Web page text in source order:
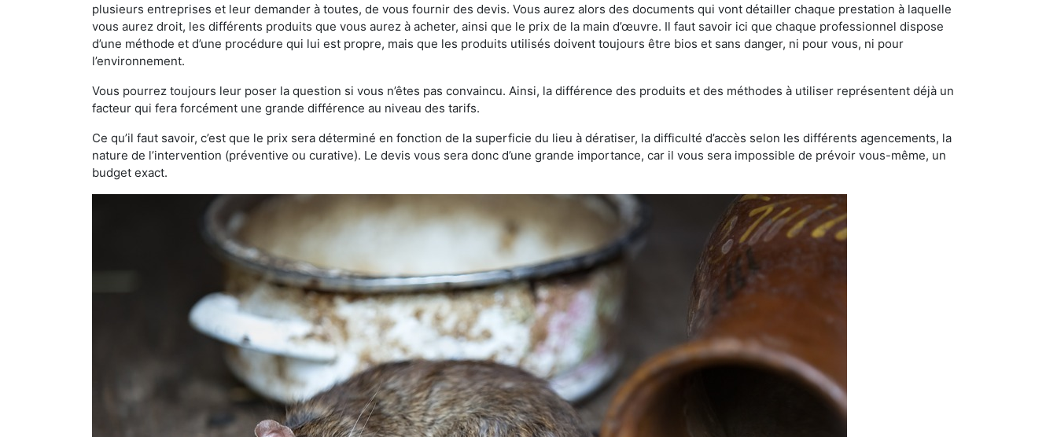
plusieurs entreprises et leur demander à toutes, de vous fournir des devis. Vous aurez alors des documents qui vont détailler chaque prestation à laquelle
vous aurez droit, les différents produits que vous aurez à acheter, ainsi que le prix de la main d’œuvre. Il faut savoir ici que chaque professionnel dispose
d’une méthode et d’une procédure qui lui est propre, mais que les produits utilisés doivent toujours être bios et sans danger, ni pour vous, ni pour
l’environnement.
Vous pourrez toujours leur poser la question si vous n’êtes pas convaincu. Ainsi, la différence des produits et des méthodes à utiliser représentent déjà un
facteur qui fera forcément une grande différence au niveau des tarifs.
Ce qu’il faut savoir, c’est que le prix sera déterminé en fonction de la superficie du lieu à dératiser, la difficulté d’accès selon les différents agencements, la
nature de l’intervention (préventive ou curative). Le devis vous sera donc d’une grande importance, car il vous sera impossible de prévoir vous-même, un
budget exact.